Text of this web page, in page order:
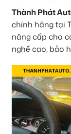
Thành Phát
chính hãng tại
nâng cấp cho
nghề cao, bảo